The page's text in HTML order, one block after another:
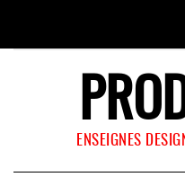
ENSEIGNES